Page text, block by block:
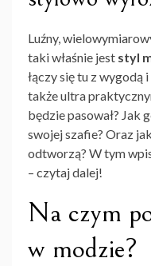
Luźny,
taki właśnie jest styl
łączy się tu z wygodą
także ultra
będzie pasował? Jak
swojej szafie? Oraz
odtworzą? W tym
– czytaj dalej!
Na czym
w modzie?